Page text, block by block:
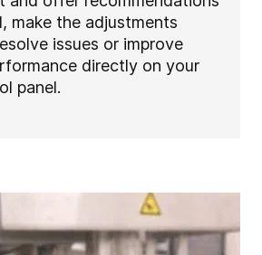
make the adjustments
issues or improve
directly on your
panel.